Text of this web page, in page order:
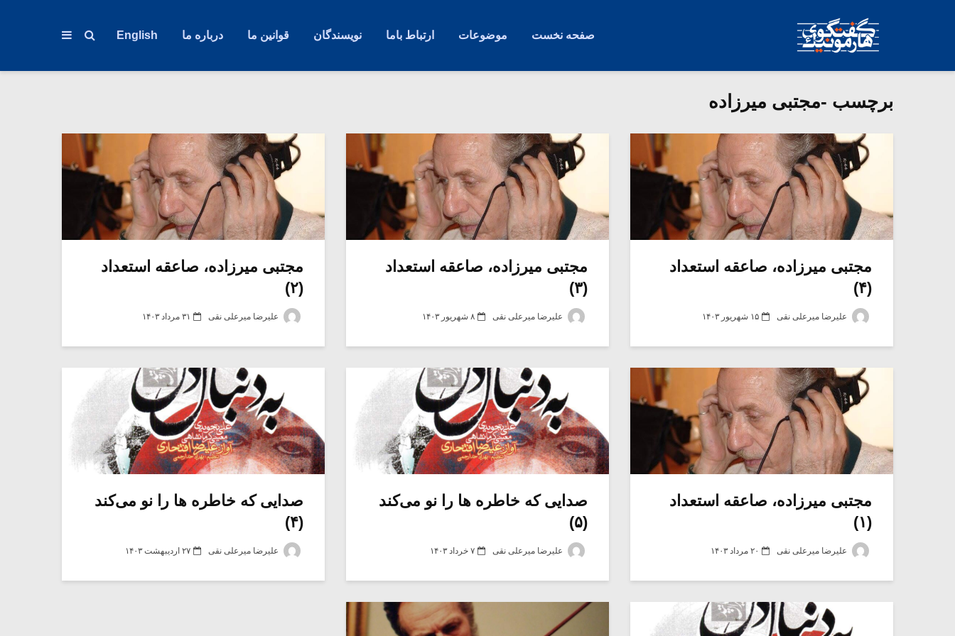
صفحه نخست موضوعات ارتباط باما نویسندگان قوانین ما درباره ما English
برچسب -مجتبی میرزاده
مجتبی میرزاده، صاعقه استعداد
(۴)
علیرضا میرعلی نقی ۱۵ شهریور ۱۴۰۳
مجتبی میرزاده، صاعقه استعداد
(۳)
علیرضا میرعلی نقی ۸ شهریور ۱۴۰۳
مجتبی میرزاده، صاعقه استعداد
(۲)
علیرضا میرعلی نقی ۳۱ مرداد ۱۴۰۳
مجتبی میرزاده، صاعقه استعداد
(۱)
علیرضا میرعلی نقی ۲۰ مرداد ۱۴۰۳
صدایی که خاطره ها را نو می‌کند
(۵)
علیرضا میرعلی نقی ۷ خرداد ۱۴۰۳
صدایی که خاطره ها را نو می‌کند
(۴)
علیرضا میرعلی نقی ۲۷ اردیبهشت ۱۴۰۳